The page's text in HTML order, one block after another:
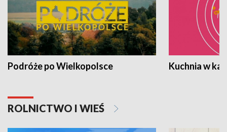
Podróże po Wielkopolsce Kuchnia w
ROLNICTWO I WIEŚ